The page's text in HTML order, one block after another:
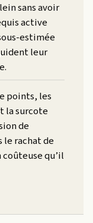
sans avoir
active
estimée
leur
points, les
la surcote
de
rachat de
qu’il